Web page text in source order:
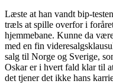
Læste at han vandt bip-
træls at spille overfor i
hjemmebane. Kunne da
med en fin
salg til Norge og Sverige,
Oskar er i hvert fald klar til
det tjener det ikke hans